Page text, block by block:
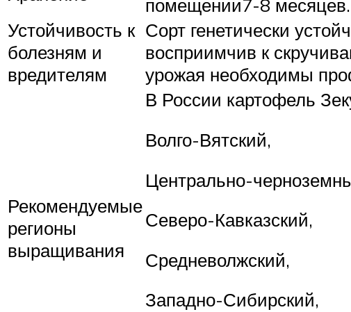
помещении7-8 месяцев.
Устойчивость к
болезням и
вредителям
Сорт генетически
восприимчив к
урожая необходимы
Рекомендуемые
регионы
выращивания
В России картофель
Волго-Вятский,
Центрально-
Северо-Кавказский,
Средневолжский,
Западно-Сибирский,